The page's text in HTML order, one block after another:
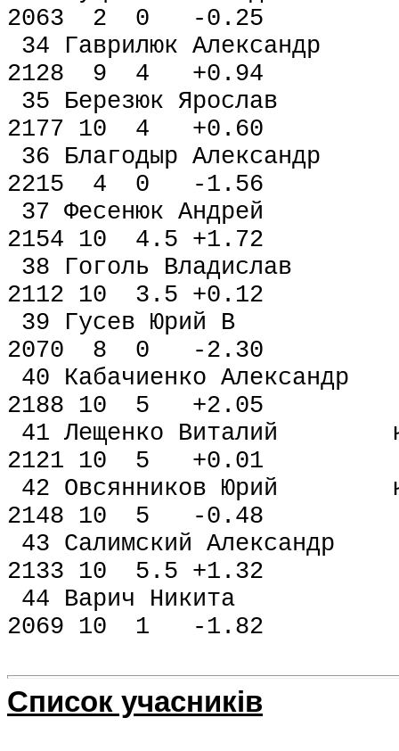
2063 2 0 -0.25
34 Гаврилюк
2128 9 4 +0.94
35 Березюк
2177 10 4 +0.60
36 Благодыр
2215 4 0 -1.56
37 Фесенюк
2154 10 4.5 +1.72
38 Гоголь
2112 10 3.5 +0.12
39 Гусев
2070 8 0 -2.30
40 Кабачиенко
2188 10 5 +2.05
41 Лещенко
2121 10 5 +0.01
42 Овсянников
2148 10 5 -0.48
43 Салимский
2133 10 5.5 +1.32
44 Варич
2069 10 1 -1.82
Список учасникiв